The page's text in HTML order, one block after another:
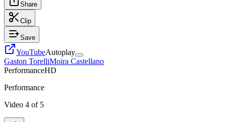
Share
Clip
Save
YouTubeAutoplay
Gaston TorelliMoira Castellano
PerformanceHD
Performance
Video 4 of 5